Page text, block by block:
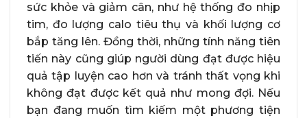
sức khỏe và giảm cân, như hệ thống đo nhịp
tim, đo lượng calo tiêu thụ và khối lượng cơ
bắp tăng lên. Đồng thời, những tính năng tiên
tiến này cũng giúp người dùng đạt được hiệu
quả tập luyện cao hơn và tránh thất vọng khi
không đạt được kết quả như mong đợi. Nếu
bạn đang muốn tìm kiếm một phương tiện